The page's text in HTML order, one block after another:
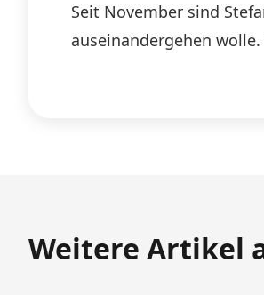
Seit November sind
auseinandergehen
Weitere Artikel